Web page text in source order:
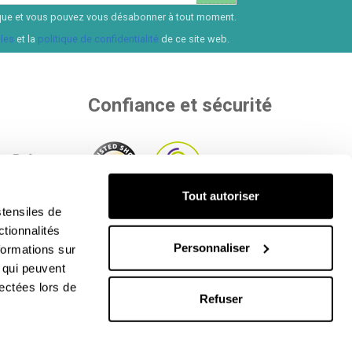
de
sur
peuvent
lors de
Tout autoriser
Personnaliser
Refuser
et vous pouvez vous désabonner à tout moment.
et la politique de confidentialité de ce site web.
payer
les
Confiance et sécurité
Au sein d'entités indépendantes qui